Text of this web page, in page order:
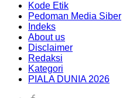
Kode Etik
Pedoman Media Siber
Indeks
About us
Disclaimer
Redaksi
Kategori
PIALA DUNIA 2026